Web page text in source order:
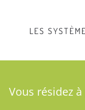
LES
Vous résidez à